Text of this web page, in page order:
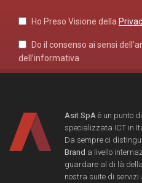
Ho Preso Visione della
Do il consenso ai sensi
dell’informativa
Asit SpA è un punto
specializzata ICT in
Da sempre ci
Brand a livello
guardare al di là
nostra suite di servizi